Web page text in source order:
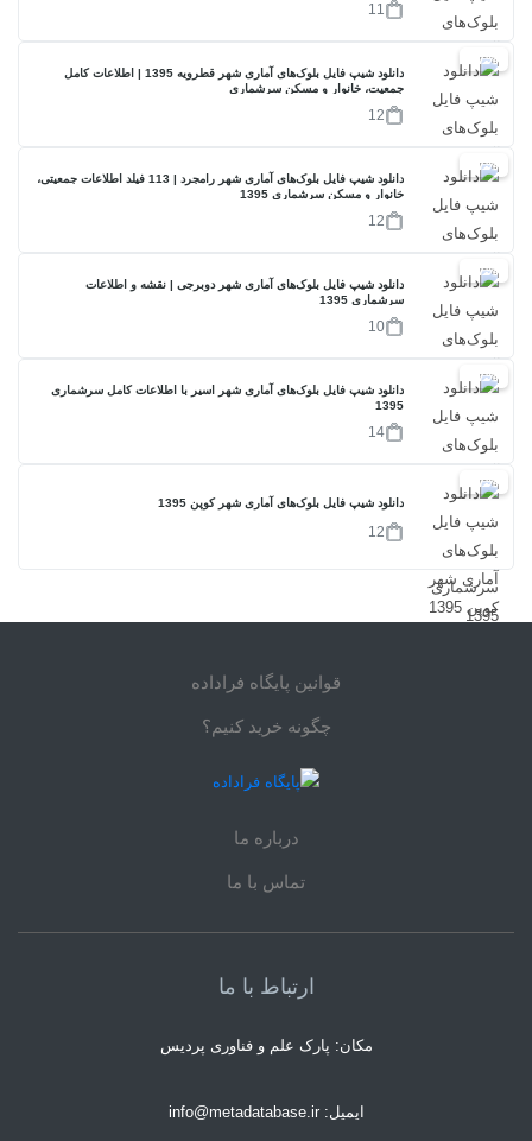
11
17%
دانلود شیپ فایل بلوک‌های آماری شهر قطرویه 1395 | اطلاعات کامل
جمعیت، خانوار و مسکن سرشماری
12
17%
دانلود شیپ فایل بلوک‌های آماری شهر رامجرد | 113 فیلد اطلاعات جمعیتی،
خانوار و مسکن سرشماری 1395
12
17%
دانلود شیپ فایل بلوک‌های آماری شهر دوبرجی | نقشه و اطلاعات
سرشماری 1395
10
17%
دانلود شیپ فایل بلوک‌های آماری شهر اسیر با اطلاعات کامل سرشماری
1395
14
17%
دانلود شیپ فایل بلوک‌های آماری شهر کوپن 1395
12
قوانین پایگاه فراداده
چگونه خرید کنیم؟
درباره ما
تماس با ما
ارتباط با ما
مکان: پارک علم و فناوری پردیس
ایمیل: info@metadatabase.ir